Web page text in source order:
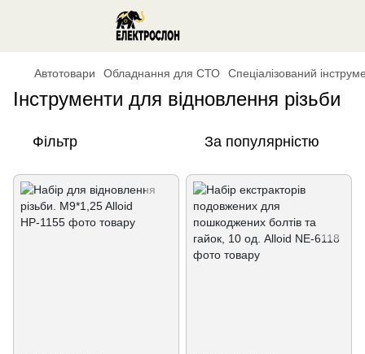
Автотовари Обладнання для СТО Спеціалізований
Інструменти для відновлення різьби
Фільтр За популярністю